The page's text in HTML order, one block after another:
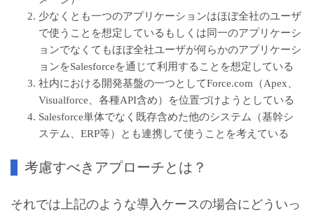
少なくとも一つのアプリケーションはほぼ全社のユーザ
で使うことを想定しているもしくは同一のアプリケーシ
ョンでなくてもほぼ全社ユーザが何らかのアプリケーシ
ョンをSalesforceを通じて利用することを想定している
社内における開発基盤の一つとしてForce.com（Apex、
Visualforce、各種API含め）を位置づけようとしている
Salesforce単体でなく既存含めた他のシステム（基幹シ
ステム、ERP等）とも連携して使うことを考えている
考慮すべきアプローチとは？
それでは上記のような導入ケースの場合にどういっ